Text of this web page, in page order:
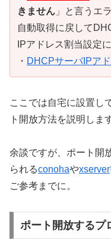
きません 」と言うエ
自動取得に戻して
IPアドレス割当設定
・ DHCPサーバIPア
ここでは自宅に設置し
ト開放方法を説明しま
余談ですが、ポート開
られるconohaやxserver
ご参考までに。
ポート開放するプ